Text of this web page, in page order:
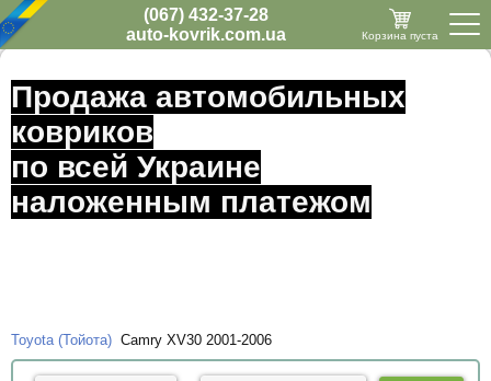
(067) 432-37-28
auto-kovrik.com.ua
Корзина пуста
Продажа автомобильных
ковриков
по всей Украине
наложенным платежом
Toyota (Тойота) Camry XV30 2001-2006